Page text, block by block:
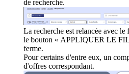
de recherche.
La recherche est relancée avec
le bouton « APPLIQUER LE
ferme.
Pour certains d'entre eux, un
d'offres correspondant.